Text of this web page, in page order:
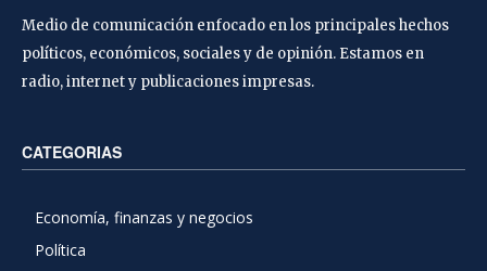
Medio de comunicación enfocado en los principales hechos
políticos, económicos, sociales y de opinión. Estamos en
radio, internet y publicaciones impresas.
CATEGORIAS
Economía, finanzas y negocios
Política